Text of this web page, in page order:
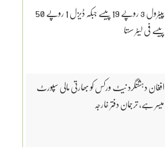
پیٹرول 3 روپے 19 پیسے جبکہ ڈیزل 1 روپے 50
پیسے فی لیٹر سستا
افغان دہشتگرد نیٹ ورکس کو بھارتی مالی سپورٹ
میسر ہے، ترجمان دفتر خارجہ